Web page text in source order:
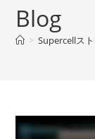
Blog
> Supercellス